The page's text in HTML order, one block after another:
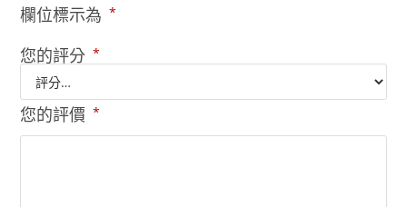
欄位標示為 *
您的評分 *
您的評價 *